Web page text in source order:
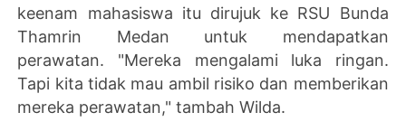
keenam mahasiswa itu dirujuk ke RSU Bunda
Thamrin Medan untuk mendapatkan
perawatan. "Mereka mengalami luka ringan.
Tapi kita tidak mau ambil risiko dan memberikan
mereka perawatan," tambah Wilda.